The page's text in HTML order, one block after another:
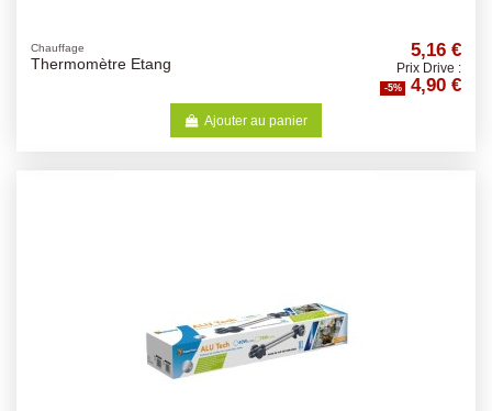
Chauffage
Thermomètre Etang
5,16 €
Prix Drive :
-5% 4,90 €
Ajouter au panier